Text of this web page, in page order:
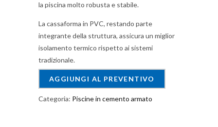
la piscina molto robusta e stabile.
La cassaforma in PVC, restando parte
integrante della struttura, assicura un miglior
isolamento termico rispetto ai sistemi
tradizionale.
AGGIUNGI AL PREVENTIVO
Categoria: Piscine in cemento armato